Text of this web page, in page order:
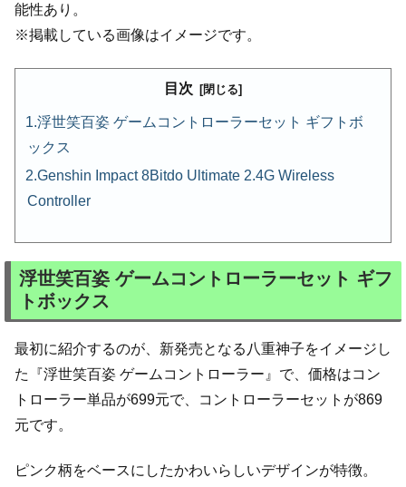
能性あり。
※掲載している画像はイメージです。
目次
浮世笑百姿 ゲームコントローラーセット ギフトボ
ックス
Genshin Impact 8Bitdo Ultimate 2.4G Wireless
Controller
浮世笑百姿 ゲームコントローラーセット ギフ
トボックス
最初に紹介するのが、新発売となる八重神子をイメージし
た『浮世笑百姿 ゲームコントローラー』で、価格はコン
トローラー単品が699元で、コントローラーセットが869
元です。
ピンク柄をベースにしたかわいらしいデザインが特徴。